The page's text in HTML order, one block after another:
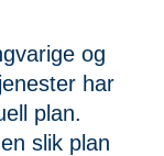
og
har
plan.
slik plan